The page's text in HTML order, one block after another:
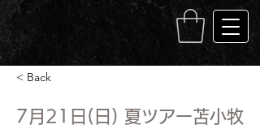
< Back
7月21日(日) 夏ツアー苫小牧